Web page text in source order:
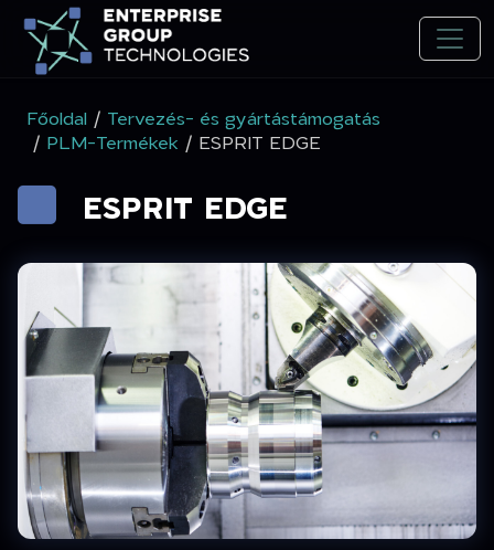
Főoldal / Tervezés- és gyártástámogatás
/ PLM-Termékek / ESPRIT EDGE
ESPRIT EDGE